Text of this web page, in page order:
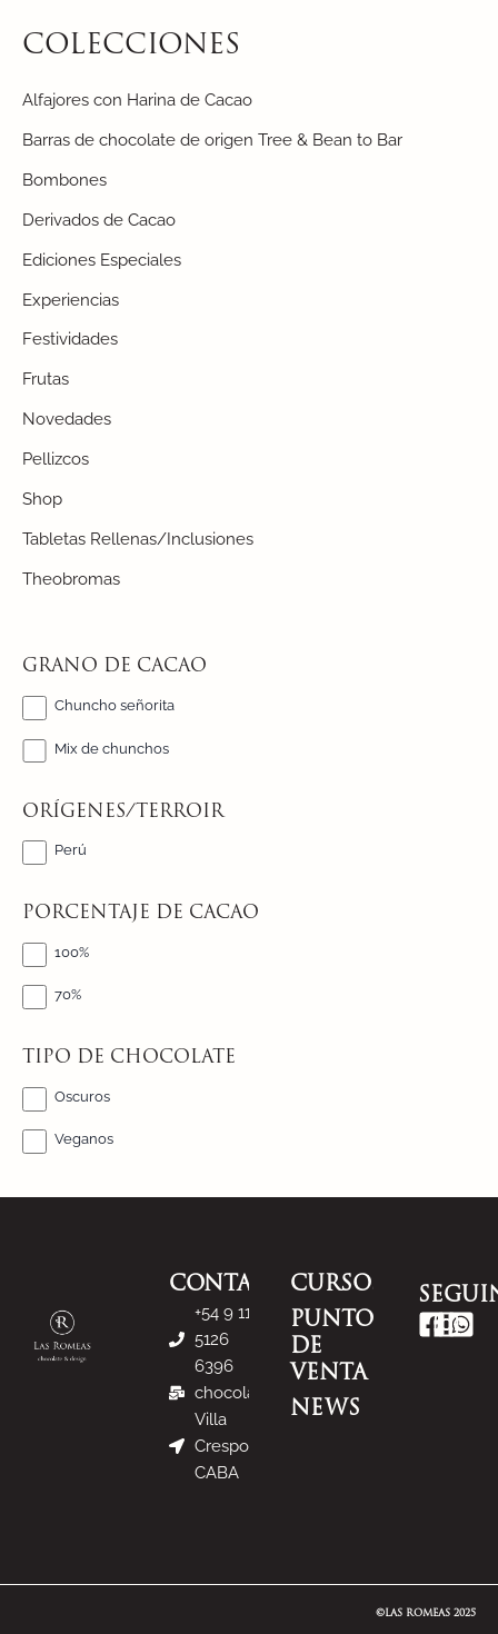
COLECCIONES
Alfajores con Harina de Cacao
Barras de chocolate de origen Tree & Bean to Bar
Bombones
Derivados de Cacao
Ediciones Especiales
Experiencias
Festividades
Frutas
Novedades
Pellizcos
Shop
Tabletas Rellenas/Inclusiones
Theobromas
GRANO DE CACAO
Chuncho señorita
Mix de chunchos
ORÍGENES/TERROIR
Perú
PORCENTAJE DE CACAO
100%
70%
TIPO DE CHOCOLATE
Oscuros
Veganos
CONTACTANOS
+54 9 11
5126
6396
chocolate@lasromeas.com
Villa
Crespo -
CABA
CURSOS
PUNTOS
DE
VENTA
NEWS
©LAS ROMEAS 2025